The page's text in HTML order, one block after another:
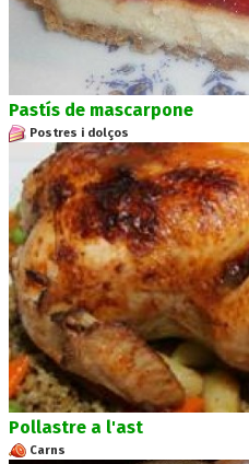
Pastís de mascarpone
Postres i dolços
Pollastre a l'ast
Carns